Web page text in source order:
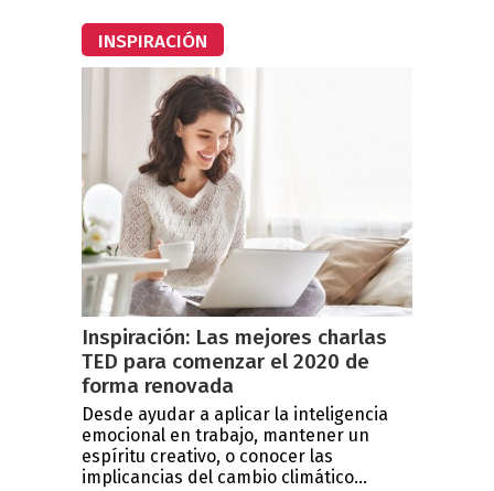
INSPIRACIÓN
Inspiración: Las mejores charlas
TED para comenzar el 2020 de
forma renovada
Desde ayudar a aplicar la inteligencia
emocional en trabajo, mantener un
espíritu creativo, o conocer las
implicancias del cambio climático...